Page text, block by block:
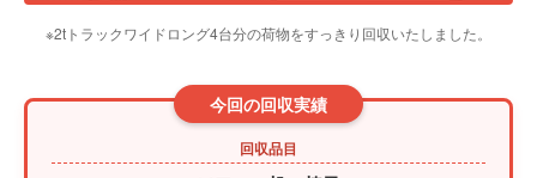
※2tトラックワイドロング4台分の荷物をすっきり回収いたしました。
今回の回収実績
回収品目